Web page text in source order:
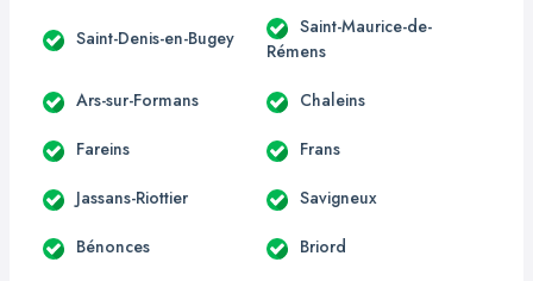
Saint-Denis-en-Bugey
Saint-Maurice-de-
Rémens
Ars-sur-Formans Chaleins
Fareins Frans
Jassans-Riottier Savigneux
Bénonces Briord